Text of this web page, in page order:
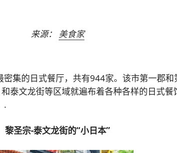
来源： 美食家
集的日式餐厅，共有944家。该市第一郡
泰文龙街等区域就遍布着各种各样的日式
.
黎圣宗-泰文龙街的“小日本”